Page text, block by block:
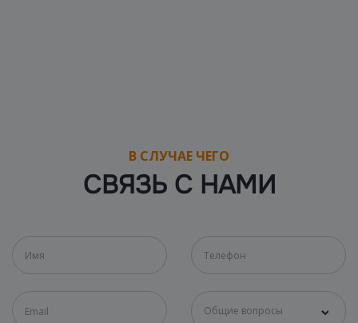
В СЛУЧАЕ ЧЕГО
СВЯЗЬ С НАМИ
Общие вопросы